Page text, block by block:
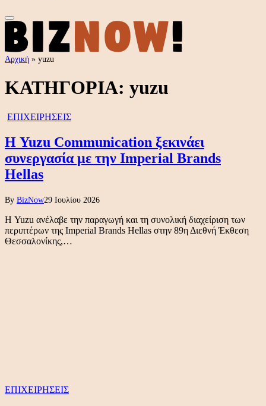
Αρχική » yuzu
ΚΑΤΗΓΟΡΙΑ: yuzu
ΕΠΙΧΕΙΡΗΣΕΙΣ
Η Yuzu Communication ξεκινάει
συνεργασία με την Imperial Brands
Hellas
By BizNow29 Ιουλίου 2026
Η Yuzu ανέλαβε την παραγωγή και τη συνολική διαχείριση των
περιπτέρων της Imperial Brands Hellas στην 89η Διεθνή Έκθεση
Θεσσαλονίκης,…
ΕΠΙΧΕΙΡΗΣΕΙΣ